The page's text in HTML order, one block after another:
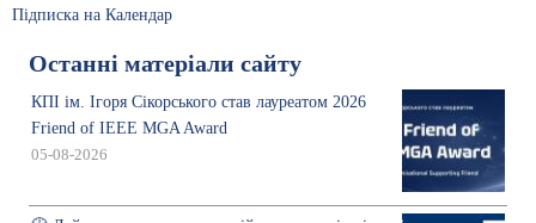
Підписка на Календар
Останні матеріали сайту
КПІ ім. Ігоря Сікорського став лауреатом 2026
Friend of IEEE MGA Award
05-08-2026